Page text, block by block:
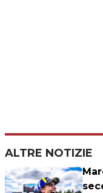
ALTRE NOTIZIE